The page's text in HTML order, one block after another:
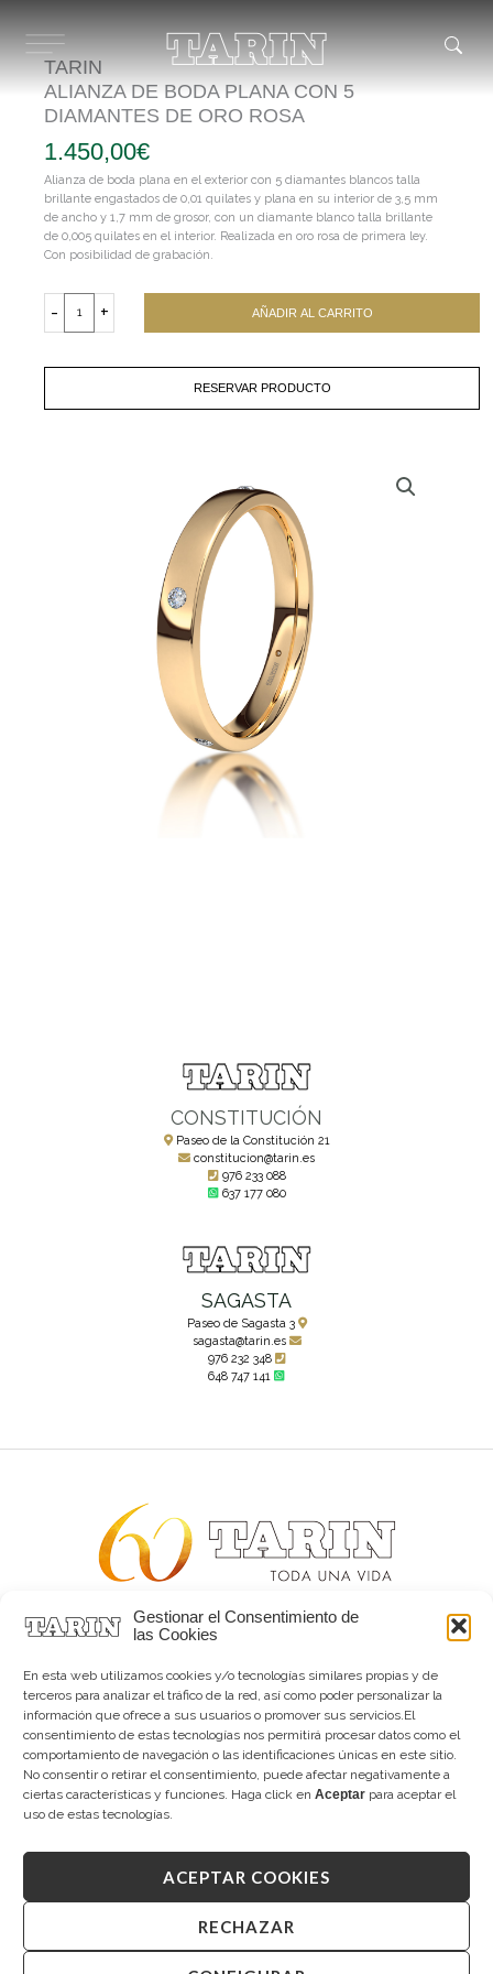
Gestionar el Consentimiento de
las Cookies
En esta web utilizamos cookies y/o tecnologías similares propias y de
terceros para analizar el tráfico de la red, así como poder personalizar la
información que ofrece a sus usuarios o promover sus servicios.El
consentimiento de estas tecnologías nos permitirá procesar datos como el
comportamiento de navegación o las identificaciones únicas en este sitio.
No consentir o retirar el consentimiento, puede afectar negativamente a
ciertas características y funciones. Haga click en Aceptar para aceptar el
uso de estas tecnologías.
ACEPTAR COOKIES
RECHAZAR
contenido
TARIN
ALIANZA DE BODA PLANA CON 5
DIAMANTES DE ORO ROSA
1.450,00€
Alianza de boda plana en el exterior con 5 diamantes blancos talla
brillante engastados de 0,01 quilates y plana en su interior de 3,5 mm
de ancho y 1,7 mm de grosor, con un diamante blanco talla brillante
de 0,005 quilates en el interior. Realizada en oro rosa de primera ley.
Con posibilidad de grabación.
-
ALIANZA
DIAMANTES
+ AÑADIR AL CARRITO
RESERVAR PRODUCTO
CONSTITUCIÓN
Paseo de la Constitución 21
constitucion@tarin.es
976 233 088
637 177 080
SAGASTA
Paseo de Sagasta 3
sagasta@tarin.es
976 232 348
648 747 141
Alta joyería desde 1963
Tarín Magazine
Contacto
Copyright © 2026 Tarín Joyeros
Aviso legal|Política de uso|Política de privacidad
Canal interno de información